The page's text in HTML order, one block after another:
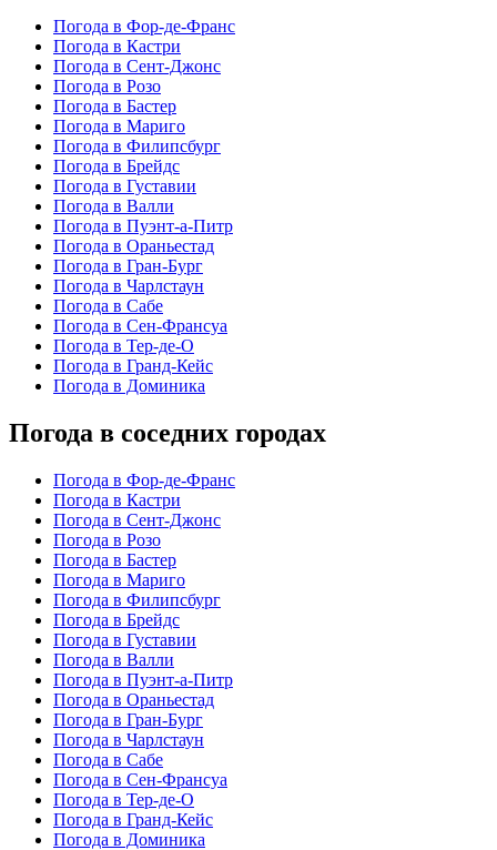
Погода в Фор-де-Франс
Погода в Кастри
Погода в Сент-Джонс
Погода в Розо
Погода в Бастер
Погода в Мариго
Погода в Филипсбург
Погода в Брейдс
Погода в Густавии
Погода в Валли
Погода в Пуэнт-а-Питр
Погода в Ораньестад
Погода в Гран-Бург
Погода в Чарлстаун
Погода в Сабе
Погода в Сен-Франсуа
Погода в Тер-де-О
Погода в Гранд-Кейс
Погода в Доминика
Погода в соседних городах
Погода в Фор-де-Франс
Погода в Кастри
Погода в Сент-Джонс
Погода в Розо
Погода в Бастер
Погода в Мариго
Погода в Филипсбург
Погода в Брейдс
Погода в Густавии
Погода в Валли
Погода в Пуэнт-а-Питр
Погода в Ораньестад
Погода в Гран-Бург
Погода в Чарлстаун
Погода в Сабе
Погода в Сен-Франсуа
Погода в Тер-де-О
Погода в Гранд-Кейс
Погода в Доминика